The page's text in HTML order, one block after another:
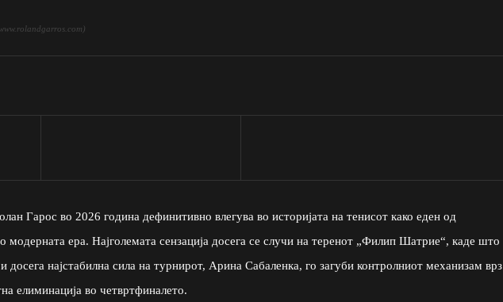
Гарос во 2026 година дефинитивно влегува во историјата на тенисот како еден од
модерната ера. Најголемата сензација досега се случи на теренот „Филип Шатрие“, каде што
досега најстабилна сила на турнирот, Арина Сабаленка, го загуби контролниот механизам врз
елиминација во четвртфиналето.